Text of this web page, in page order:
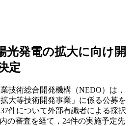
光発電の拡大に向け開
定
技術総合開発機構（NEDO）は，
拡大等技術開発事業」に係る公募を
件について外部有識者による採択
の審査を経て，24件の実施予定先